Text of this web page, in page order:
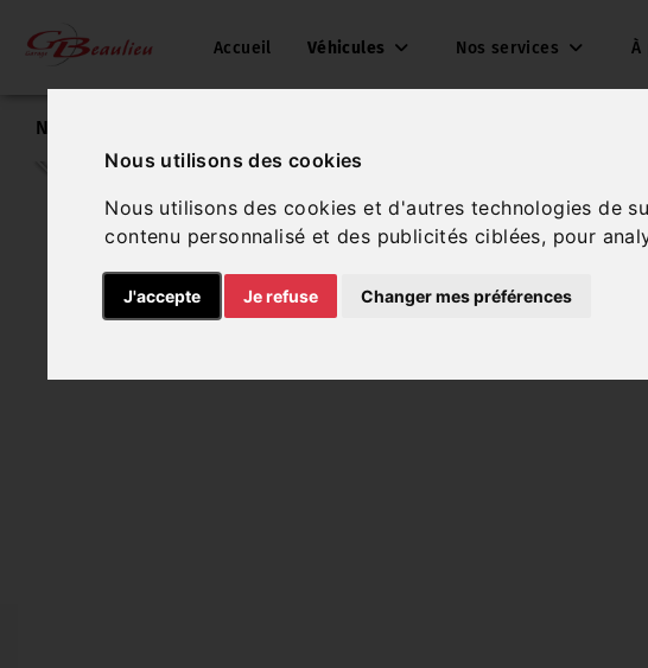
Nous utilisons des cookies
Nous utilisons des cookies et d'autres technologies de
contenu personnalisé et des publicités ciblées, pour
J'accepte Je refuse Changer mes préférences
Accueil Véhicules Nos services À
Nos véhicules